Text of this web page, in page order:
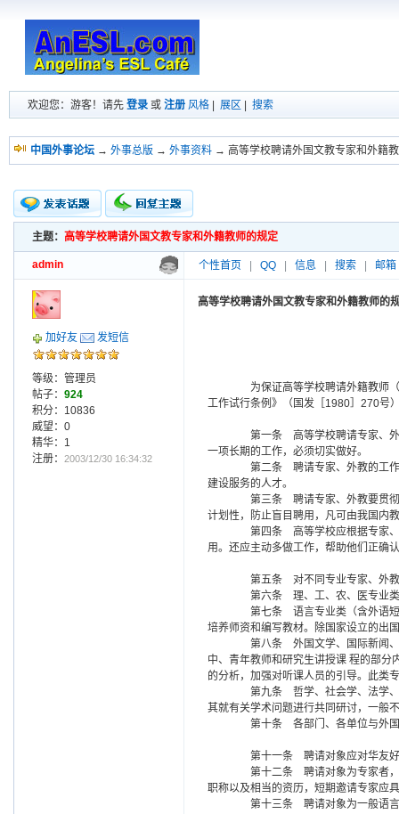
欢迎您：游客！请先 登录 或 注册 风格 展区 搜索
中国外事论坛 → 外事总版 → 外事资料 → 高等学校聘请外国文教专家和外籍
新的主题
投票帖
小字报
主题： 高等学校聘请外国文教专家和外籍教师的规定
admin 个性首页 QQ 信息 搜索 邮箱
加好友 发短信
等级：管理员
帖子： 924
积分：10836
威望：0
精华：1
注册： 2003/12/30 16:34:32
高等学校聘请外国文教专家和外籍教师的
为保证高等学校聘请外籍教师（
工作试行条例》（国发［1980］270号
第一条 高等学校聘请专家、外
一项长期的工作，必须切实做好。
第二条 聘请专家、外教的工作
建设服务的人才。
第三条 聘请专家、外教要贯彻
计划性，防止盲目聘用，凡可由我国内
第四条 高等学校应根据专家、
用。还应主动多做工作，帮助他们正确
第五条 对不同专业专家、外教
第六条 理、工、农、医专业类
第七条 语言专业类（含外语短
培养师资和编写教材。除国家设立的出
第八条 外国文学、国际新闻、
中、青年教师和研究生讲授课 程的部分
的分析，加强对听课人员的引导。此类
第九条 哲学、社会学、法学、
其就有关学术问题进行共同研讨，一般
第十条 各部门、各单位与外国
第十一条 聘请对象应对华友好
第十二条 聘请对象为专家者，
职称以及相当的资历，短期邀请专家应
第十三条 聘请对象为一般语言